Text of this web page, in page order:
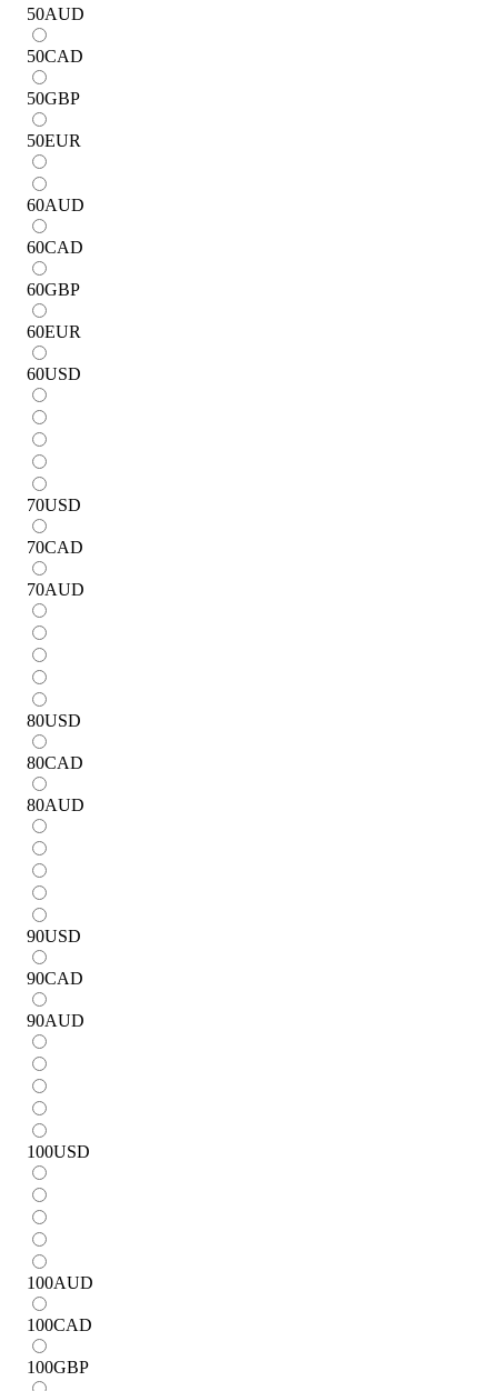
50AUD
50CAD
50GBP
50EUR
60AUD
60CAD
60GBP
60EUR
60USD
70USD
70CAD
70AUD
80USD
80CAD
80AUD
90USD
90CAD
90AUD
100USD
100AUD
100CAD
100GBP